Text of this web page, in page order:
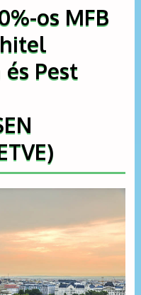
os MFB
Pest